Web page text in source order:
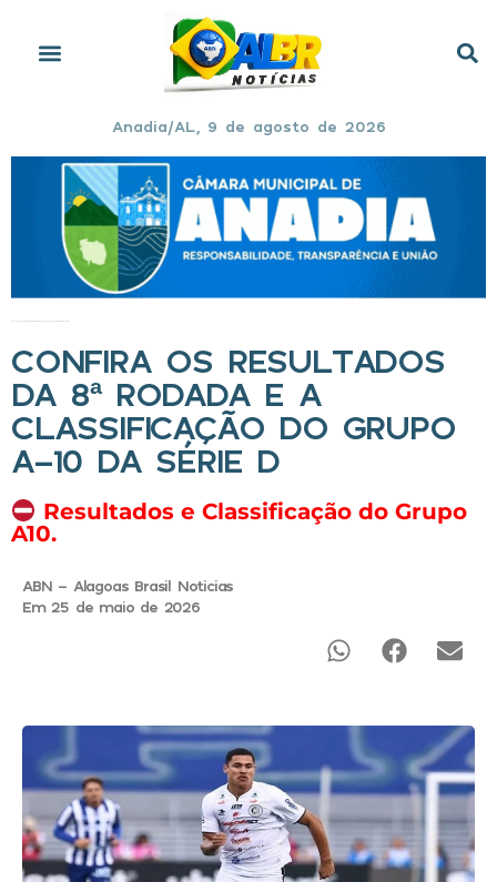
Anadia/AL, 9 de agosto de 2026
CONFIRA OS RESULTADOS
DA 8ª RODADA E A
CLASSIFICAÇÃO DO GRUPO
A-10 DA SÉRIE D
Resultados e Classificação do Grupo
A10.
ABN - Alagoas Brasil Noticias
Em 25 de maio de 2026